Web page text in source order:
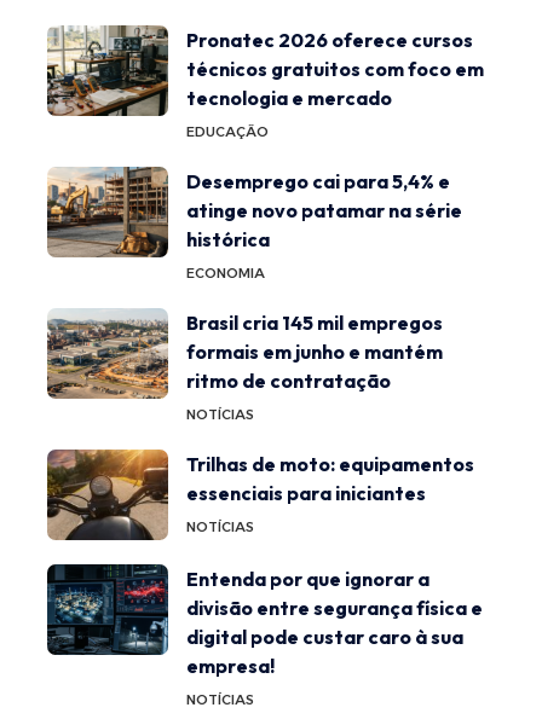
Pronatec 2026 oferece cursos
técnicos gratuitos com foco em
tecnologia e mercado
EDUCAÇÃO
Desemprego cai para 5,4% e
atinge novo patamar na série
histórica
ECONOMIA
Brasil cria 145 mil empregos
formais em junho e mantém
ritmo de contratação
NOTÍCIAS
Trilhas de moto: equipamentos
essenciais para iniciantes
NOTÍCIAS
Entenda por que ignorar a
divisão entre segurança física e
digital pode custar caro à sua
empresa!
NOTÍCIAS